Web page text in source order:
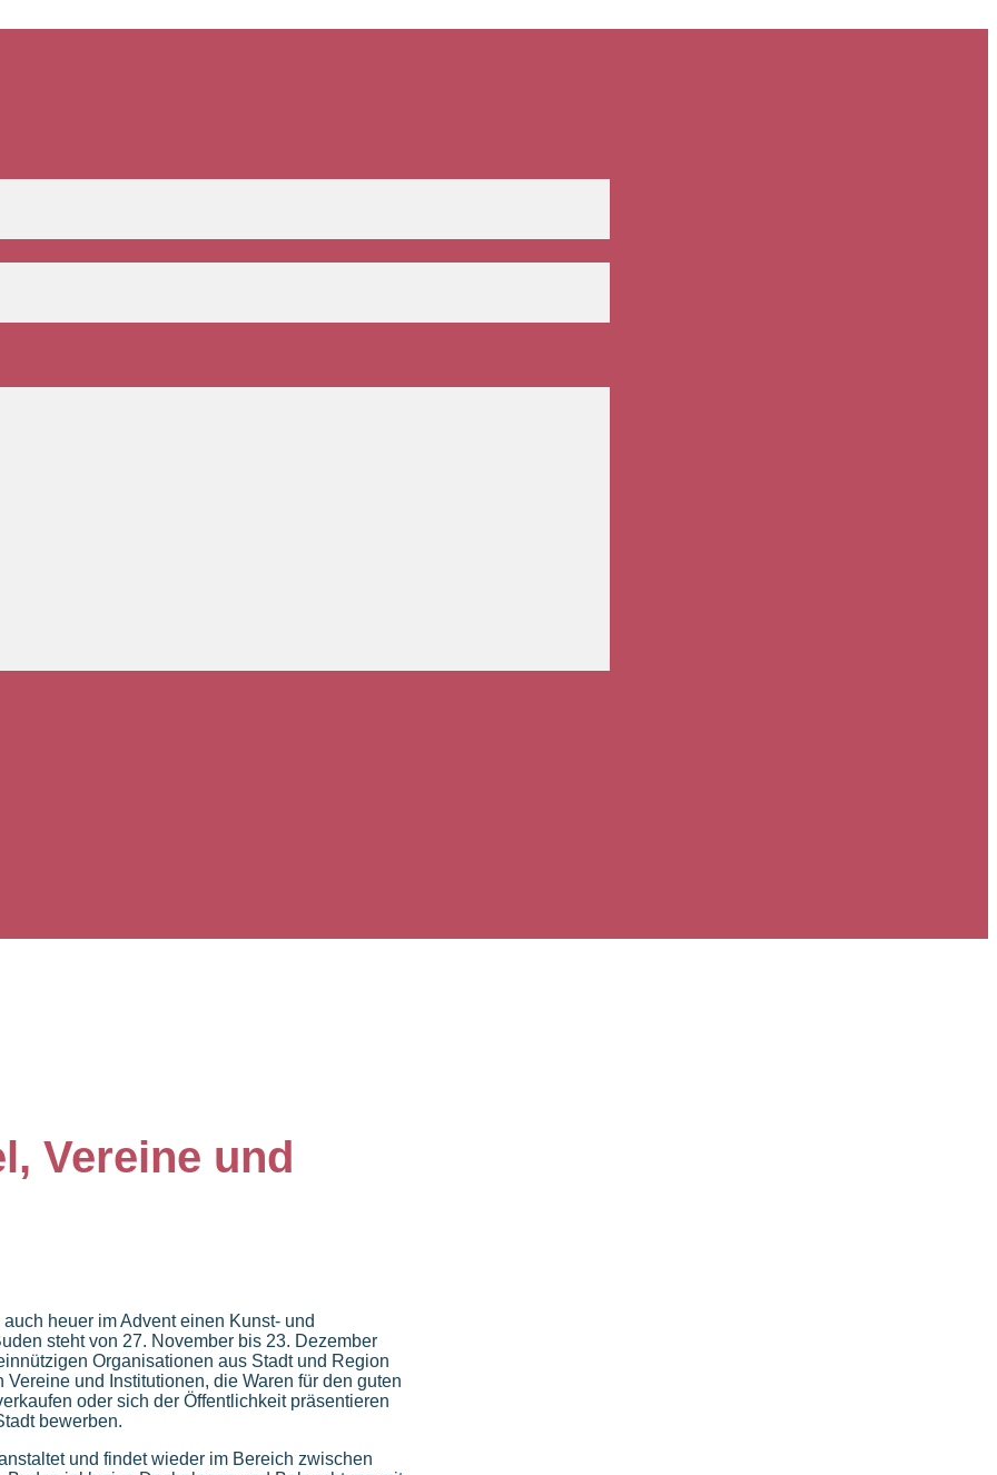
Vereine und
heuer im Advent einen Kunst- und
steht von 27. November bis 23. Dezember
Organisationen aus Stadt und Region
und Institutionen, die Waren für den guten
oder sich der Öffentlichkeit präsentieren
bewerben.
und findet wieder im Bereich zwischen